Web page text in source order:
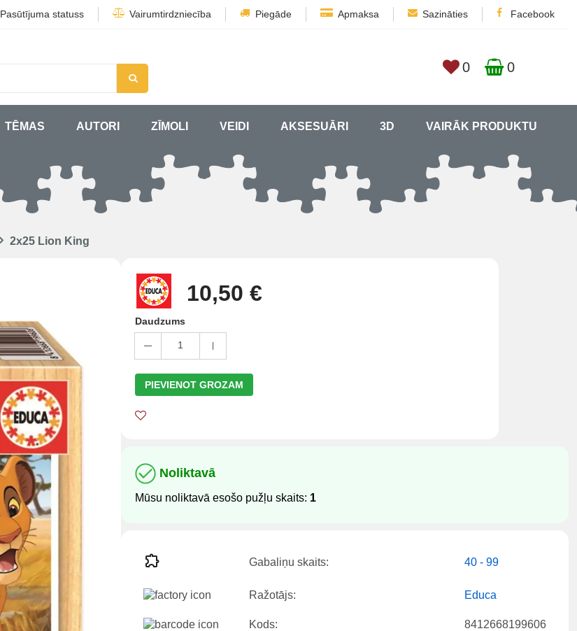
Pasūtījuma statuss Vairumtirdzniecība Piegāde Apmaksa Sazināties Facebook
0 0
TĒMAS AUTORI ZĪMOLI VEIDI AKSESUĀRI 3D VAIRĀK PRODUKTU
2x25 Lion King
10,50 €
Daudzums
1
PIEVIENOT GROZAM
Noliktavā
Mūsu noliktavā esošo pužļu skaits: 1
Gabaliņu skaits: 40 - 99
Ražotājs: Educa
Kods: 8412668199606